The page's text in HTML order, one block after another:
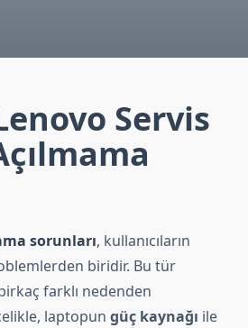
Servis
sorunları, kullanıcıların
biridir. Bu tür
farklı nedenden
laptopun güç kaynağı ile